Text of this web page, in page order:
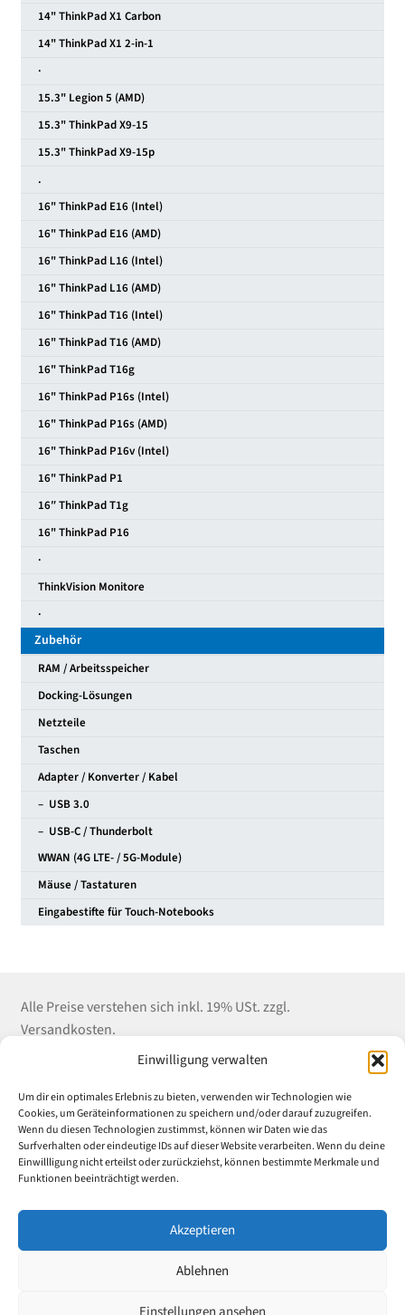
Einwilligung verwalten
Um dir ein optimales Erlebnis zu bieten, verwenden wir Technologien wie
Cookies, um Geräteinformationen zu speichern und/oder darauf zuzugreifen.
Wenn du diesen Technologien zustimmst, können wir Daten wie das
Surfverhalten oder eindeutige IDs auf dieser Website verarbeiten. Wenn du deine
Einwillligung nicht erteilst oder zurückziehst, können bestimmte Merkmale und
Funktionen beeinträchtigt werden.
Akzeptieren
Ablehnen
14" ThinkPad X1 Carbon
14" ThinkPad X1 2-in-1
·
15.3" Legion 5 (AMD)
15.3" ThinkPad X9-15
15.3" ThinkPad X9-15p
.
16" ThinkPad E16 (Intel)
16" ThinkPad E16 (AMD)
16" ThinkPad L16 (Intel)
16" ThinkPad L16 (AMD)
16" ThinkPad T16 (Intel)
16" ThinkPad T16 (AMD)
16" ThinkPad T16g
16" ThinkPad P16s (Intel)
16" ThinkPad P16s (AMD)
16" ThinkPad P16v (Intel)
16" ThinkPad P1
16″ ThinkPad T1g
16" ThinkPad P16
·
ThinkVision Monitore
·
Zubehör
RAM / Arbeitsspeicher
Docking-Lösungen
Netzteile
Taschen
Adapter / Konverter / Kabel
– USB 3.0
– USB-C / Thunderbolt
WWAN (4G LTE- / 5G-Module)
Mäuse / Tastaturen
Eingabestifte für Touch-Notebooks
Alle Preise verstehen sich inkl. 19% USt. zzgl.
Versandkosten.
Winter EDV-Service
Liebigstrasse 18
52070 Aachen
Tel: (+49) 241 55 969
969 889
Shop Service
Versandkosten
Zahlungsarten
E-Mail an Uni-
Rabatt.de
Vertrag
widerrufen
Informationen
Impressum
Datenschutz
AGB